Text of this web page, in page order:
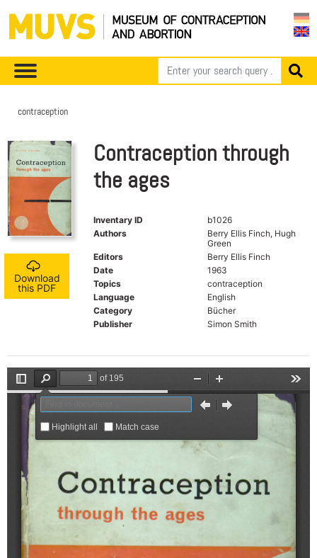
contraception
Download
this PDF
Contraception through
the ages
Inventary ID
b1026
Authors
Berry Ellis Finch, Hugh
Green
Editors
Berry Ellis Finch
Date
1963
Topics
contraception
Language
English
Category
Bücher
Publisher
Simon Smith